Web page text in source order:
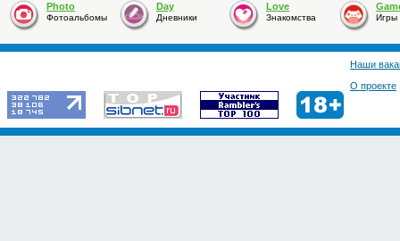
Photo
Фотоальбомы
Day
Дневники
Love
Знакомства Игры
Наши
О проекте